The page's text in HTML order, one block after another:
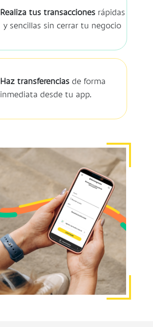
Realiza tus transaccionesrápidas
y sencillas sin cerrar tu negocio
Haz transferencias de forma
inmediata desde tu app.